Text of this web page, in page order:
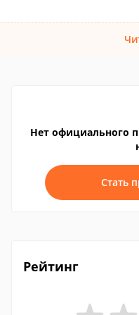
Нет официального
Стать
Рейтинг